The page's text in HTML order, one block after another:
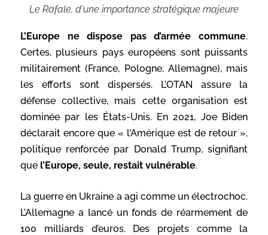
Le Rafale, d'une importance stratégique majeure
L’Europe ne dispose pas d’armée commune.
Certes, plusieurs pays européens sont puissants
militairement (France, Pologne, Allemagne), mais
les efforts sont dispersés. L’OTAN assure la
défense collective, mais cette organisation est
dominée par les États-Unis. En 2021, Joe Biden
déclarait encore que « l’Amérique est de retour »,
politique renforcée par Donald Trump, signifiant
que l’Europe, seule, restait vulnérable.
La guerre en Ukraine a agi comme un électrochoc.
L’Allemagne a lancé un fonds de réarmement de
100 milliards d’euros. Des projets comme la